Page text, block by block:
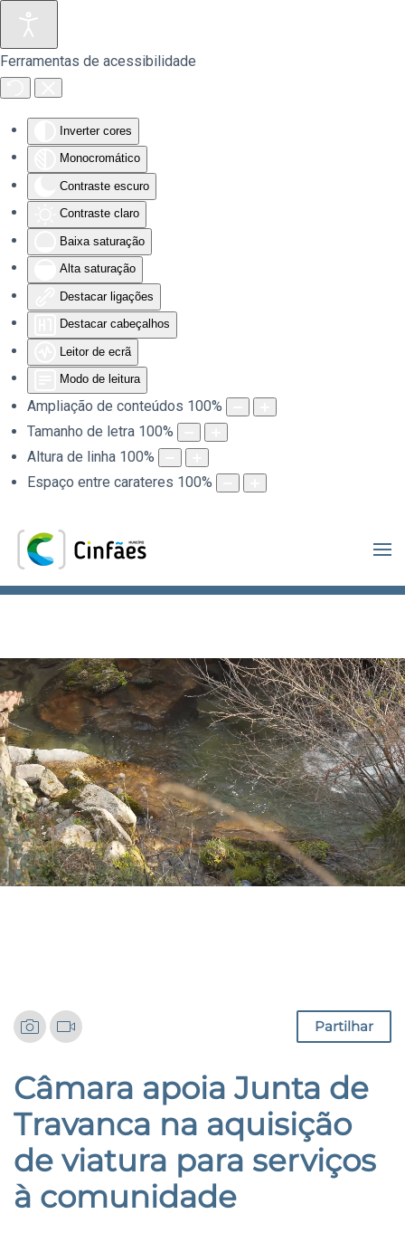
Ferramentas de acessibilidade
Inverter cores
Monocromático
Contraste escuro
Contraste claro
Baixa saturação
Alta saturação
Destacar ligações
Destacar cabeçalhos
Leitor de ecrã
Modo de leitura
Ampliação de conteúdos 100%
Tamanho de letra 100%
Altura de linha 100%
Espaço entre carateres 100%
Saltar para o conteúdo principal
.
Partilhar
Câmara apoia Junta de
Travanca na aquisição
de viatura para serviços
à comunidade